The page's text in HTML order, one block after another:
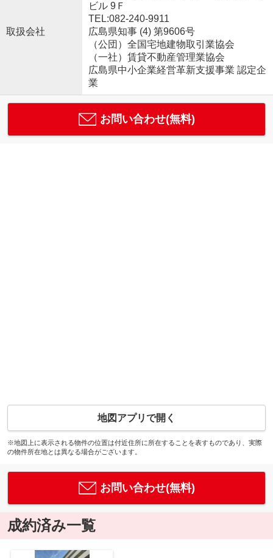
取扱会社
ビル 9Ｆ
TEL:082-240-9911
広島県知事 (4) 第9606号
（公団）全国宅地建物取引業協会
（一社）賃貸不動産管理業協会
広島県中小企業経営革新支援事業 認定企
業
お問い合わせ(無料)
地図アプリで開く
※地図上に表示される物件の位置は付近住所に所在することを表すものであり、実際
の物件所在地とは異なる場合がございます。
お問い合わせ(無料)
成約済み一覧